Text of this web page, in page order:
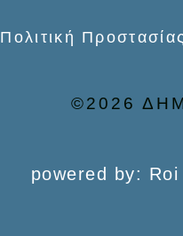
Πολιτική
©2026
powered by: